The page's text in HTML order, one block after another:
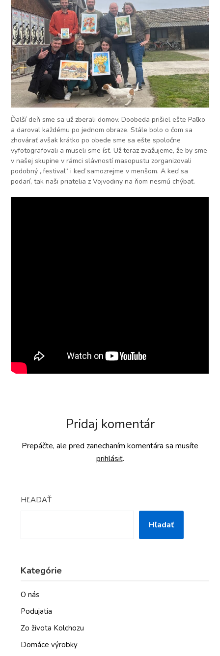
Ďalší deň sme sa už zberali domov. Doobeda prišiel ešte Paľko
a daroval každému po jednom obraze. Stále bolo o čom sa
zhovárať avšak krátko po obede sme sa ešte spoločne
vyfotografovali a museli sme ísť. Už teraz zvažujeme, že by sme
v našej skupine v rámci slávností masopustu zorganizovali
podobný „festival“ i keď samozrejme v menšom. A keď sa
podarí, tak naši priatelia z Vojvodiny na ňom nesmú chýbať.
Pridaj komentár
Prepáčte, ale pred zanechaním komentára sa musíte
prihlásiť.
HĽADAŤ
Hľadať
Kategórie
O nás
Podujatia
Zo života Kolchozu
Domáce výrobky